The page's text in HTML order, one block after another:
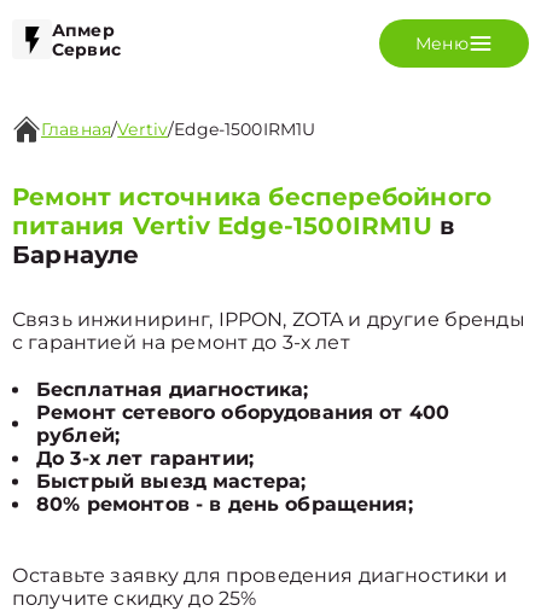
Апмер
Сервис
Меню
Главная/Vertiv/Edge-1500IRM1U
Ремонт источника бесперебойного
питания Vertiv Edge-1500IRM1U в
Барнауле
Связь инжиниринг, IPPON, ZOTA и другие бренды
с гарантией на ремонт до 3-х лет
Бесплатная диагностика;
Ремонт сетевого оборудования от 400
рублей;
До 3-х лет гарантии;
Быстрый выезд мастера;
80% ремонтов - в день обращения;
Оставьте заявку для проведения диагностики и
получите скидку до 25%